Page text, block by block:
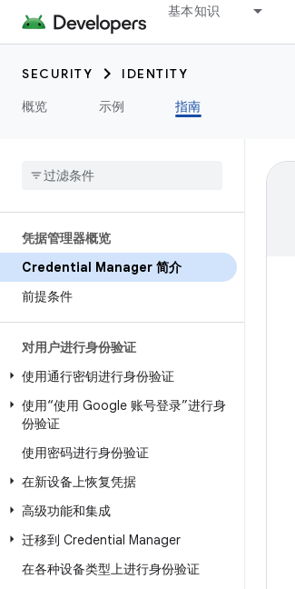
基本知识
SECURITY
IDENTITY
概览
示例 指南
凭据管理器概览
Credential Manager 简介
前提条件
对用户进行身份验证
使用通行密钥进行身份验证
使用“使用 Google 账号登录”进行身
份验证
使用密码进行身份验证
在新设备上恢复凭据
高级功能和集成
迁移到 Credential Manager
在各种设备类型上进行身份验证